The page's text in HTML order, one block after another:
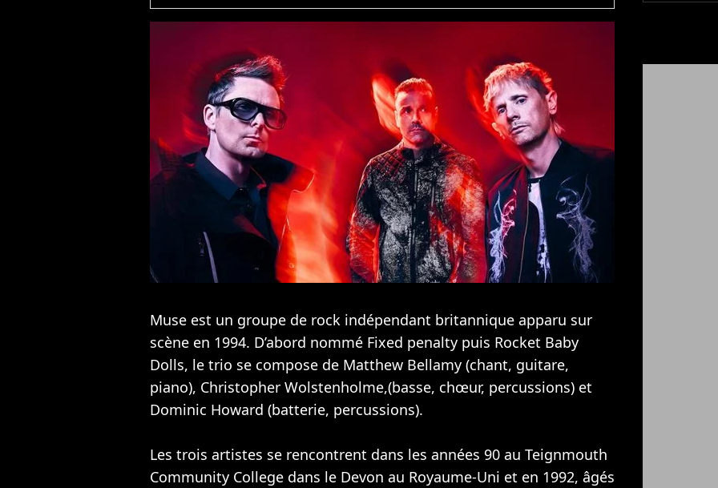
Muse est un groupe de rock indépendant britannique apparu sur
scène en 1994. D’abord nommé Fixed penalty puis Rocket Baby
Dolls, le trio se compose de Matthew Bellamy (chant, guitare,
piano), Christopher Wolstenholme,(basse, chœur, percussions) et
Dominic Howard (batterie, percussions).
Les trois artistes se rencontrent dans les années 90 au Teignmouth
Community College dans le Devon au Royaume-Uni et en 1992, âgés